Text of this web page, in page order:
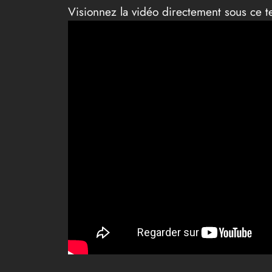
Visionnez la vidéo directement sous ce